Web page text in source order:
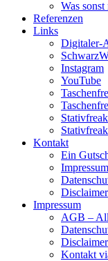
Was sonst
Referenzen
Links
Digitaler-
Instagram
YouTube
Kontakt
Ein
Impressum
Disclaimer
Impressum
AGB –
Disclaimer
Kontakt